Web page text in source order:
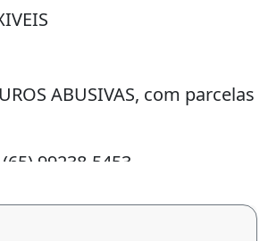
ABUSIVAS, com parcelas
99238-5453